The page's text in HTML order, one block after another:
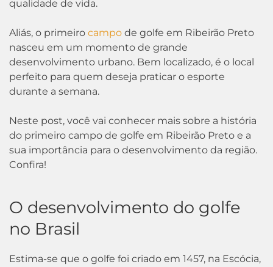
qualidade de vida.
Aliás, o primeiro campo de golfe em Ribeirão Preto
nasceu em um momento de grande
desenvolvimento urbano. Bem localizado, é o local
perfeito para quem deseja praticar o esporte
durante a semana.
Neste post, você vai conhecer mais sobre a história
do primeiro campo de golfe em Ribeirão Preto e a
sua importância para o desenvolvimento da região.
Confira!
O desenvolvimento do golfe
no Brasil
Estima-se que o golfe foi criado em 1457, na Escócia,